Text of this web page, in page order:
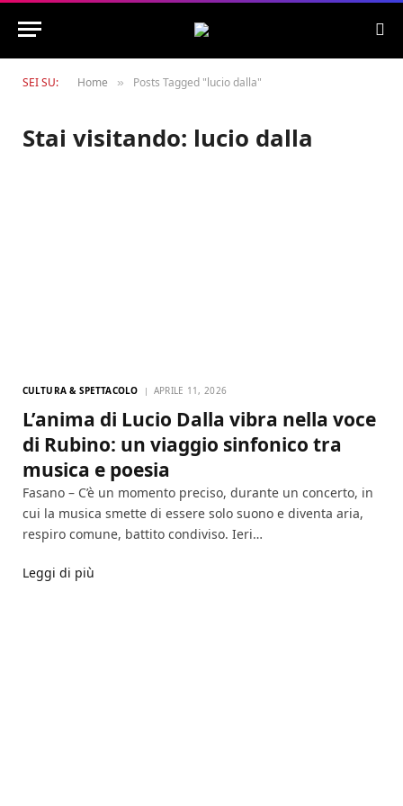
SEI SU: Home » Posts Tagged "lucio dalla"
Stai visitando: lucio dalla
CULTURA & SPETTACOLO APRILE 11, 2026
L’anima di Lucio Dalla vibra nella voce
di Rubino: un viaggio sinfonico tra
musica e poesia
Fasano – C’è un momento preciso, durante un concerto, in
cui la musica smette di essere solo suono e diventa aria,
respiro comune, battito condiviso. Ieri…
Leggi di più